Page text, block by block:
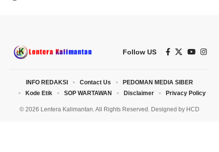
Follow US
© 2026 Lentera Kalimantan. All Rights Reserved. Designed by HCD
INFO REDAKSI Contact Us
PEDOMAN MEDIA SIBER
Kode Etik
SOP WARTAWAN Disclaimer Privacy Policy